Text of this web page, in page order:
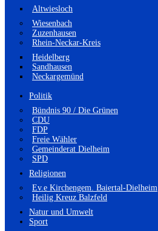
Altwiesloch
Wiesenbach
Zuzenhausen
Rhein-Neckar-Kreis
Heidelberg
Sandhausen
Neckargemünd
Politik
Bündnis 90 / Die Grünen
CDU
FDP
Freie Wähler
Gemeinderat Dielheim
SPD
Religionen
Ev.e Kirchengem. Baiertal-Dielheim
Heilig Kreuz Balzfeld
Natur und Umwelt
Sport